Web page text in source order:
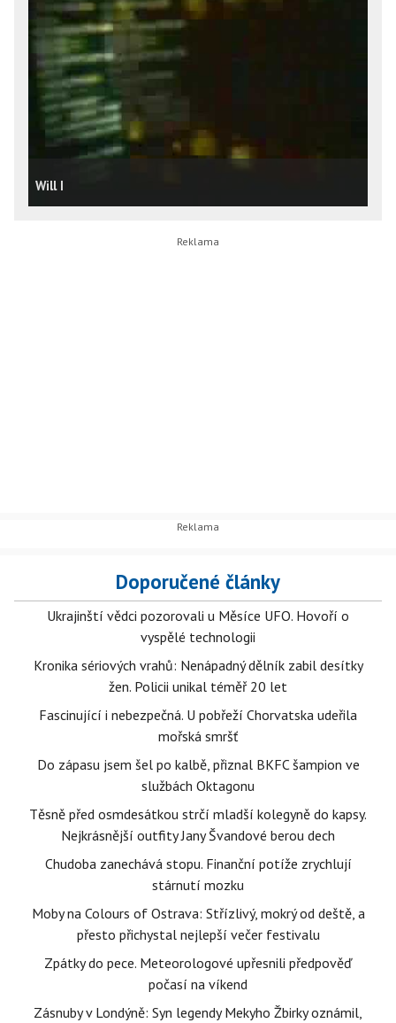
Will I
Doporučené články
Ukrajinští vědci pozorovali u Měsíce UFO. Hovoří o
vyspělé technologii
Kronika sériových vrahů: Nenápadný dělník zabil desítky
žen. Policii unikal téměř 20 let
Fascinující i nebezpečná. U pobřeží Chorvatska udeřila
mořská smršť
Do zápasu jsem šel po kalbě, přiznal BKFC šampion ve
službách Oktagonu
Těsně před osmdesátkou strčí mladší kolegyně do kapsy.
Nejkrásnější outfity Jany Švandové berou dech
Chudoba zanechává stopu. Finanční potíže zrychlují
stárnutí mozku
Moby na Colours of Ostrava: Střízlivý, mokrý od deště, a
přesto přichystal nejlepší večer festivalu
Zpátky do pece. Meteorologové upřesnili předpověď
počasí na víkend
Zásnuby v Londýně: Syn legendy Mekyho Žbirky oznámil,